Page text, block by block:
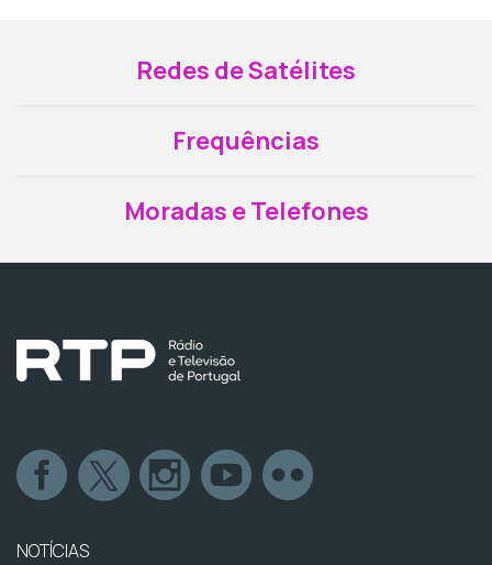
Redes de Satélites
Frequências
Moradas e Telefones
NOTÍCIAS